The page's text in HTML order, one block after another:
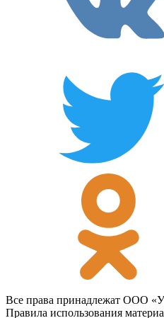
Все права принадлежат ООО
Правила использования